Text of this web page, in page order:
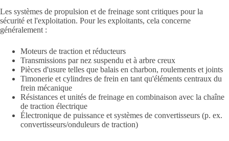
Les systèmes de propulsion et de freinage sont critiques pour la
sécurité et l'exploitation. Pour les exploitants, cela concerne
généralement :
Moteurs de traction et réducteurs
Transmissions par nez suspendu et à arbre creux
Pièces d'usure telles que balais en charbon, roulements et joints
Timonerie et cylindres de frein en tant qu'éléments centraux du
frein mécanique
Résistances et unités de freinage en combinaison avec la chaîne
de traction électrique
Électronique de puissance et systèmes de convertisseurs (p. ex.
convertisseurs/onduleurs de traction)